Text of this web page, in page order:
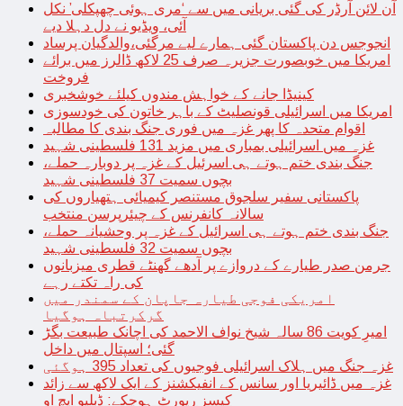
آن لائن آرڈر کی گئی بریانی میں سے ‘مری ہوئی چھپکلی’ نکل
آئی، ویڈیو نے دل دہلا دیے
انجوجس دن پاکستان گئی ہمارے لیے مرگئی،والدگیان پرساد
امریکا میں خوبصورت جزیرہ صرف 25 لاکھ ڈالرز میں برائے
فروخت
کینیڈا جانے کے خواہش مندوں کیلئے خوشخبری
امریکا میں اسرائیلی قونصلیٹ کے باہر خاتون کی خودسوزی
اقوام متحدہ کا پھر غزہ میں فوری جنگ بندی کا مطالبہ
غزہ میں اسرائیلی بمباری میں مزید 131 فلسطینی شہید
جنگ بندی ختم ہوتے ہی اسرئیل کے غزہ پر دوبارہ حملے،
بچوں سمیت 37 فلسطینی شہید
پاکستانی سفیر سلجوق مستنصر کیمیائی ہتھیاروں کی
سالانہ کانفرنس کے چیئرپرسن منتخب
جنگ بندی ختم ہوتے ہی اسرائیل کے غزہ پر وحشیانہ حملے،
بچوں سمیت 32 فلسطینی شہید
جرمن صدر طیارے کے دروازے پر آدھے گھنٹے قطری میزبانوں
کی راہ تکتے رہے
امریکی فوجی طیارہ جاپان کے سمندر میں
گرکرتباہ ہوگیا
امیرِ کویت 86 سالہ شیخ نواف الاحمد کی اچانک طبیعت بگڑ
گئی؛ اسپتال میں داخل
غزہ جنگ میں ہلاک اسرائیلی فوجیوں کی تعداد 395 ہوگئی
غزہ میں ڈائیریا اور سانس کے انفیکشنز کے ایک لاکھ سے زائد
کیسز رپورٹ ہوچکے: ڈبلیو ایچ او